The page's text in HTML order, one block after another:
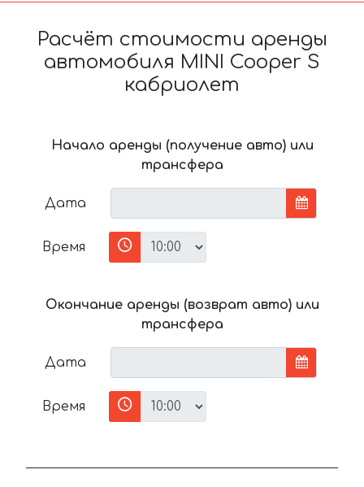
Расчёт стоимости аренды
автомобиля MINI Cooper S
кабриолет
Начало аренды (получение авто) или
трансфера
Дата
Время
Окончание аренды (возврат авто) или
трансфера
Дата
Время